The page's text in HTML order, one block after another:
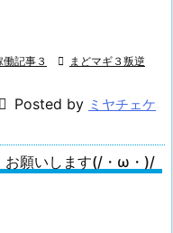
働記事３  まどマギ３叛逆
 Posted by ミヤチェケ
願いします(/・ω・)/